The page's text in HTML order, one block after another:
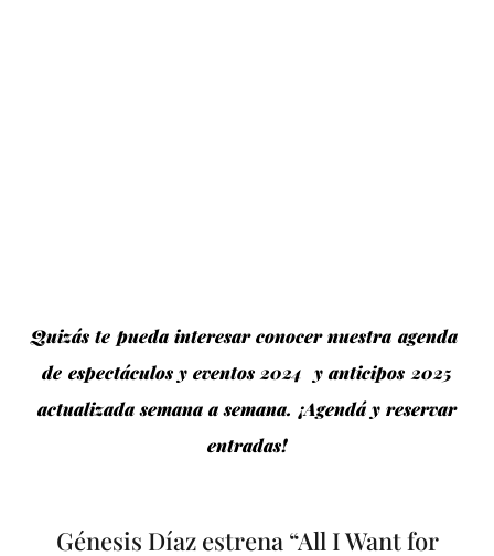
Quizás te pueda interesar conocer nuestra agenda
de espectáculos y eventos 2024 y anticipos 2025
actualizada semana a semana. ¡Agendá y reservar
entradas!
Génesis Díaz estrena “All I Want for